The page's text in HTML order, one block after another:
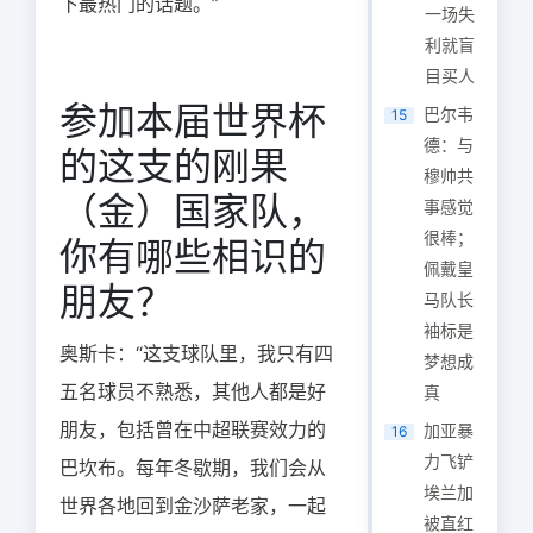
参加本届世界杯
的这支的刚果
（金）国家队，
你有哪些相识的
朋友？
奥斯卡：“这支球队里，我只有四
五名球员不熟悉，其他人都是好
朋友，包括曾在中超联赛效力的
巴坎布。每年冬歇期，我们会从
世界各地回到金沙萨老家，一起
一场失
利就盲
目买人
15
巴尔韦
德：与
穆帅共
事感觉
很棒；
佩戴皇
马队长
袖标是
梦想成
真
16
加亚暴
力飞铲
埃兰加
被直红